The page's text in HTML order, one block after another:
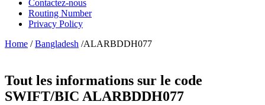
Contactez-nous
Routing Number
Privacy Policy
Home /Bangladesh /ALARBDDH077
Tout les informations sur le code
SWIFT/BIC ALARBDDH077